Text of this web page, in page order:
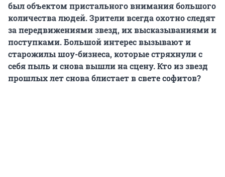
был объектом пристального внимания большого
количества людей. Зрители всегда охотно следят
за передвижениями звезд, их высказываниями и
поступками. Большой интерес вызывают и
старожилы шоу-бизнеса, которые стряхнули с
себя пыль и снова вышли на сцену. Кто из звезд
прошлых лет снова блистает в свете софитов?